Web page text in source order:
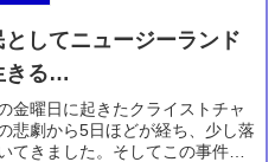
としてニュージーランド
きる…
金曜日に起きたクライストチャ
悲劇から5日ほどが経ち、少し落
てきました。そしてこの事件を